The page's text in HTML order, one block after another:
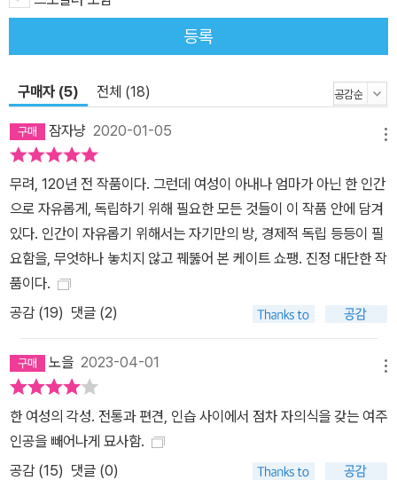
이 들여다보고 이해하게> 되는 느낌을 받는다. 그녀의 여러 저항의
시도들은 당시 사회의 한계를 반영하듯 결국은 비극적으로 끝을 맺지
찰, 세련된 서술 등은 오늘날까지도 독자들에게 깊은 공감대와 감동
로 작가 사후 60여 년 만에 빛을 본 걸작 『각성』이 출간되었을 때, 당
시 비평가들은 이 작품을 <도덕관념이 없는 소설>이자 <병적이고 천
박하며 공감할 수 없는 소설>이라고 비판했다. 금기시되던 여성의 성
적 욕망과 일탈을 다루며 당시 여성상에 맞지 않는 가치를 조장한다
는 이유로 수많은 독자들이 이 작품에 거센 비난을 퍼부었다. 결국 출
간이 금지되기에 이르렀고, 쇼팽이 살던 세인트루이스의 예술가 협회
에서 그녀의 이름이 제명되었으며, 도서관에서 그녀의 책을 비치하기
를 거부하기도 했다. 이후 출간 예정이던 그녀의 세 번째 단편집 역시
곧 알 수 없는 이유로 출간이 취소되고, 충격에 휩싸인 쇼팽은 전처럼
왕성한 창작 활동을 하지 않다가 1904년에 뇌출혈로 생을 마감했다.
그리하여 이 책은 절판되었다가 쇼팽 사후 60여 년이 지나 1970년
대 여성 해방 운동 이후 본격적으로 재평가되었다. 출간 당시엔 <부
도덕>한 것으로 여겨졌던 이 작품의 페미니즘적 가치가 주목되면서,
현대 페미니즘 소설의 선구로 조명되며 찬사를 받기 시작했다. 비록
등록
구매자 (5) 전체 (18)
잠자냥 2020-01-05
무려, 120년 전 작품이다. 그런데 여성이 아내나 엄마가 아닌 한 인간
으로 자유롭게, 독립하기 위해 필요한 모든 것들이 이 작품 안에 담겨
있다. 인간이 자유롭기 위해서는 자기만의 방, 경제적 독립 등등이 필
요함을, 무엇하나 놓치지 않고 꿰뚫어 본 케이트 쇼팽. 진정 대단한 작
품이다.
공감 (19) 댓글 (2)
노을 2023-04-01
한 여성의 각성. 전통과 편견, 인습 사이에서 점차 자의식을 갖는 여주
인공을 빼어나게 묘사함.
공감 (15) 댓글 (0)